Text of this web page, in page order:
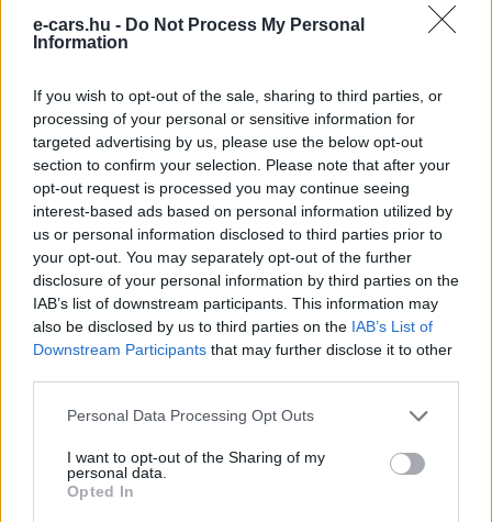
e-cars.hu - Do Not Process My Personal
Information
If you wish to opt-out of the sale, sharing to third parties, or
processing of your personal or sensitive information for
targeted advertising by us, please use the below opt-out
section to confirm your selection. Please note that after your
opt-out request is processed you may continue seeing
interest-based ads based on personal information utilized by
us or personal information disclosed to third parties prior to
your opt-out. You may separately opt-out of the further
disclosure of your personal information by third parties on the
IAB’s list of downstream participants. This information may
also be disclosed by us to third parties on the IAB’s List of
Downstream Participants that may further disclose it to other
Personal Data Processing Opt Outs
I want to opt-out of the Sharing of my
personal data.
Opted In
Elektromos autó
Csak néhány gyártó tudja tartani az EU
CO2-kibocsátási normáit
Gulyas Zsolt 2020-10-15
A T&E kéri az Európai Uniót, hogy legkésőbb 2035-re határozza
meg a belső égésű motorral szerelt járművek értékesítésének
befejezését, ideértve a plug-in hibrid autókat is.